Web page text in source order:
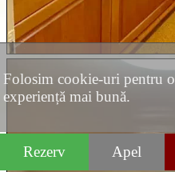
Rezerv Apel
Folosim cookie-uri pentru o
experiență mai bună.